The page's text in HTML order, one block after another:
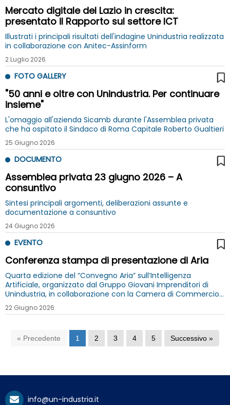
Mercato digitale del Lazio in crescita:
presentato il Rapporto sul settore ICT
Illustrati i principali risultati dell'indagine Unindustria realizzata
in collaborazione con Anitec-Assinform
2 Luglio 2026
FOTO GALLERY
"50 anni e oltre con Unindustria. Per continuare
insieme"
L'omaggio all'azienda Sicamb durante l'Assemblea privata
che ha ospitato il Sindaco di Roma Capitale Roberto Gualtieri
25 Giugno 2026
DOCUMENTO
Assemblea privata 23 giugno 2026 – A
consuntivo
Sintesi principali argomenti, deliberazioni assunte e
documentazione a consuntivo
24 Giugno 2026
EVENTO
Conferenza stampa di presentazione di Aria
Quarta edizione del “Convegno Aria” sull’Intelligenza
Artificiale, organizzato dal Gruppo Giovani Imprenditori di
Unindustria, in collaborazione con la Camera di Commercio
di Frosinone Latina
22 Giugno 2026
« Precedente 1 2 3 4 5 Successivo »
info@un-industria.it